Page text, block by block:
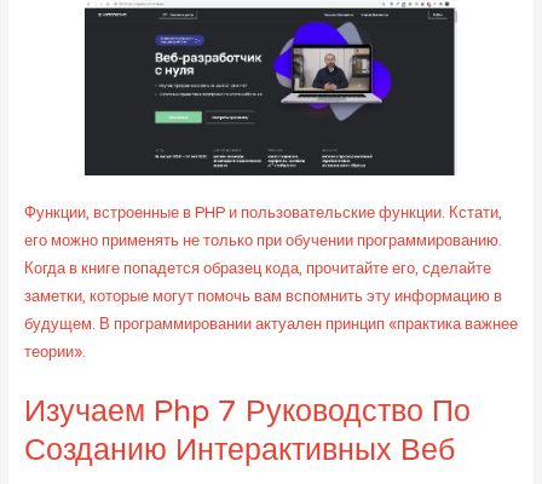
Функции, встроенные в PHP и пользовательские функции. Кстати,
его можно применять не только при обучении программированию.
Когда в книге попадется образец кода, прочитайте его, сделайте
заметки, которые могут помочь вам вспомнить эту информацию в
будущем. В программировании актуален принцип «практика важнее
теории».
Изучаем Php 7 Руководство По
Созданию Интерактивных Веб